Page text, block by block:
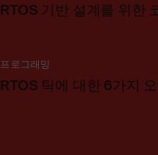
RTOS 기반 설계를 위한
프로그래밍
RTOS 틱에 대한 6가지